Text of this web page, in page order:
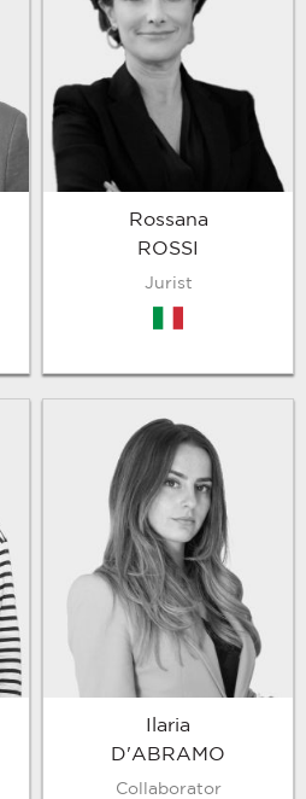
Rossana
ROSSI
Jurist
Ilaria
D'ABRAMO
Collaborator